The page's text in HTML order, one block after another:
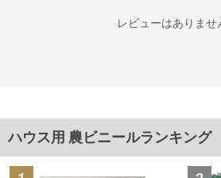
レビューはありませ
ハウス用 農ビニールランキング